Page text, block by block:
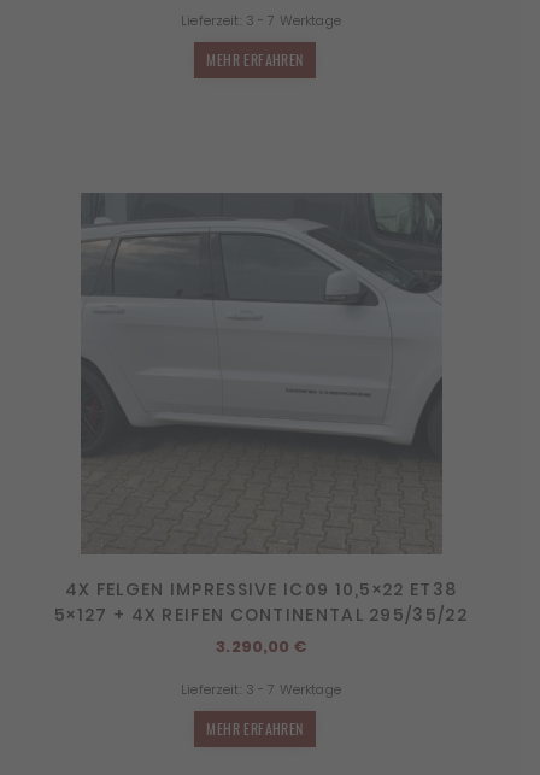
Lieferzeit: 3 - 7 Werktage
MEHR ERFAHREN
4X FELGEN IMPRESSIVE IC09 10,5×22 ET38
5×127 + 4X REIFEN CONTINENTAL 295/35/22
3.290,00 €
Lieferzeit: 3 - 7 Werktage
MEHR ERFAHREN